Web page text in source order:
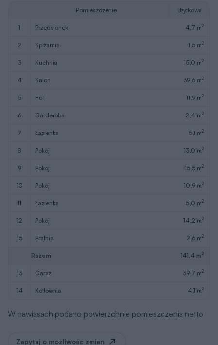
Pomieszczenie Użytkowa
1 przedsionek 4,7 m2
2 spiżarnia 1,5 m2
3 kuchnia 15,0 m2
4 salon 39,6 m2
5 hol 11,9 m2
6 garderoba 2,4 m2
7 łazienka 5,1 m2
8 pokój 13,0 m2
9 pokój 15,5 m2
10 pokój 10,9 m2
11 łazienka 5,0 m2
12 pokój 14,2 m2
15 pralnia 2,6 m2
Razem 141,4 m2
13 garaż 39,7 m2
14 kotłownia 4,1 m2
W nawiasach podano powierzchnie pomieszczenia netto
Zapytaj o możliwość zmian